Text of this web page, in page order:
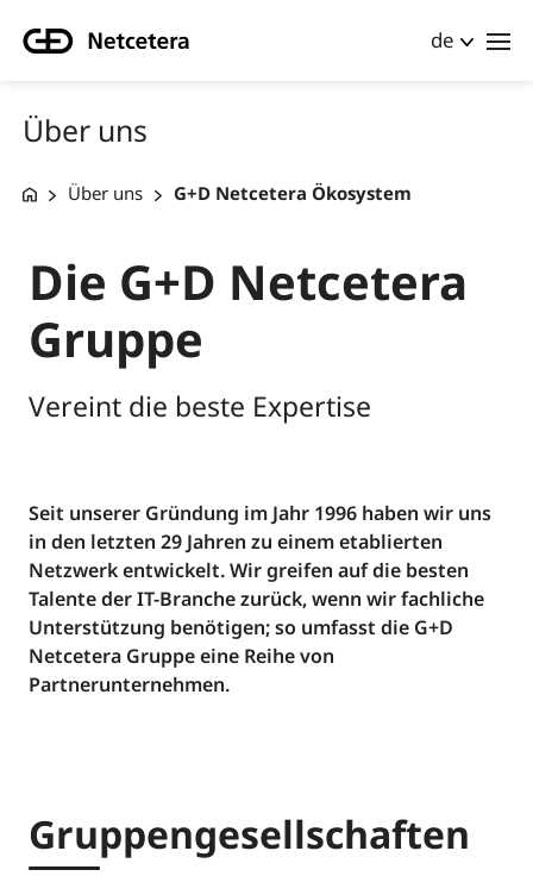
de
Über uns
Über uns G+D Netcetera Ökosystem
Die G+D Netcetera
Gruppe
Vereint die beste Expertise
Seit unserer Gründung im Jahr 1996 haben wir uns
in den letzten 29 Jahren zu einem etablierten
Netzwerk entwickelt. Wir greifen auf die besten
Talente der IT-Branche zurück, wenn wir fachliche
Unterstützung benötigen; so umfasst die G+D
Netcetera Gruppe eine Reihe von
Partnerunternehmen.
Gruppengesellschaften